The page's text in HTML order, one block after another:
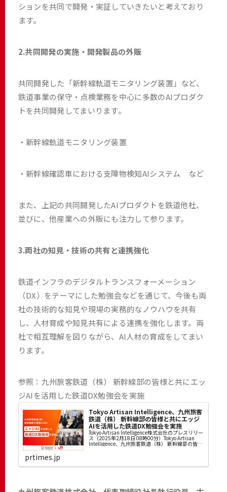
ションを共同で開発・実証していきたいと考えており
ます。
2.共同開発の実施・開発製品の外販
共同開発した「新幹線軌道モニタリング装置」など、
鉄道事業の保守・点検業務を中心に多数のAIプロダク
トを共同開発してまいります。
・新幹線軌道モニタリング装置
・新幹線確認車における支障物検知AIシステム など
また、上記の共同開発したAIプロダクトを鉄道他社、
並びに、他産業への外販にも注力して参ります。
3.両社の知見・技術の共有と連携強化
鉄道インフラのデジタルトランスフォーメーション
（DX）をテーマにした勉強会などを通じて、今後も両
社の技術的な知見や現場の実務的なノウハウを共有
し、人材育成や知見共有による連携を強化します。両
社で相互理解を図りながら、AI人材の育成をしてまい
ります。
参照：九州旅客鉄道（株） 新幹線部の皆様と共にエッ
ジAIを活用した鉄道DX勉強会を実施
Tokyo Artisan Intelligence、九州旅客
鉄道（株） 新幹線部の皆様と共にエッジ
AIを活用した鉄道DX勉強会を実施
Tokyo Artisan Intelligence株式会社のプレスリリー
ス（2025年2月18日 08時00分）Tokyo Artisan
Intelligence、九州旅客鉄道（株） 新幹線部の皆様
prtimes.jp